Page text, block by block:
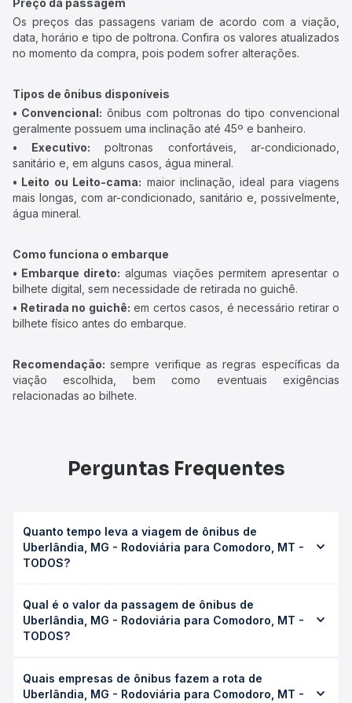
Preço da passagem
Os preços das passagens variam de acordo com a viação,
data, horário e tipo de poltrona. Confira os valores atualizados
no momento da compra, pois podem sofrer alterações.
Tipos de ônibus disponíveis
• Convencional: ônibus com poltronas do tipo convencional
geralmente possuem uma inclinação até 45º e banheiro.
• Executivo: poltronas confortáveis, ar-condicionado,
sanitário e, em alguns casos, água mineral.
• Leito ou Leito-cama: maior inclinação, ideal para viagens
mais longas, com ar-condicionado, sanitário e, possivelmente,
água mineral.
Como funciona o embarque
• Embarque direto: algumas viações permitem apresentar o
bilhete digital, sem necessidade de retirada no guichê.
• Retirada no guichê: em certos casos, é necessário retirar o
bilhete físico antes do embarque.
Recomendação: sempre verifique as regras específicas da
viação escolhida, bem como eventuais exigências
relacionadas ao bilhete.
Perguntas Frequentes
Quanto tempo leva a viagem de ônibus de
Uberlândia, MG - Rodoviária para Comodoro, MT -
TODOS?
Comodoro, MT - TODOS leva em média 26h 35min,
podendo variar conforme a viação, o tipo de serviço
(convencional, executivo ou leito) e as condições de
desejada.
Qual é o valor da passagem de ônibus de
Uberlândia, MG - Rodoviária para Comodoro, MT -
TODOS?
Rodoviária para Comodoro, MT - TODOS custa em média
R$ 528,38 e varia conforme a data da viagem, a empresa,
Quais empresas de ônibus fazem a rota de
Uberlândia, MG - Rodoviária para Comodoro, MT -